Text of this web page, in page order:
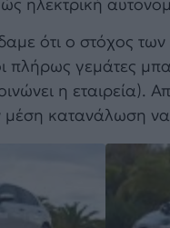
ότι ο στόχος
πλήρως γεμάτες
η εταιρεία).
μέση κατανάλωση